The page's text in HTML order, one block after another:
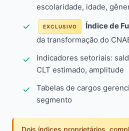
escolaridade, idade,
EXCLUSIVO Índice de
da transformação do
Indicadores setoriais:
CLT estimado, amplitude
Tabelas de cargos
segmento
Dois índices proprietários,